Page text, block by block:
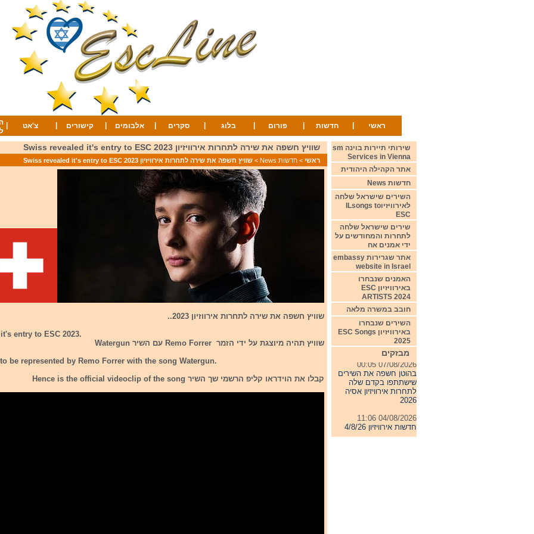
ראשי חדשות פורום בלוג סקרים אלבומים קישורים צ'אט
שוויץ חשפה את שירה לתחרות אירוויזיון 2023 Swiss revealed it's entry to ESC
ראשי > חדשות News > שוויץ חשפה את שירה לתחרות אירוויזיון 2023 Swiss revealed it's entry to ESC
שוויץ חשפה את שירה לתחרות אירווזיון 2023..
entry to ESC 2023.
שוויץ תהיה מיוצגת על ידי הזמר Remo Forrer עם השיר Watergun
be represented by Remo Forrer with the song Watergun.
קבלו את הוידראו קליפ הרשמי שך השיר Hence is the official videoclip of the song
שירותי תיירות בוינה sm
Services in Vienna
אתר הקהילה היהודית
חדשות News
השירים שישראל שלחה
לאירוויזיוILsongs to
ESC
שירים שישראל שלחה
לתחרות והמחודשים על
ידי אמנים אח
אתר שגרירות embassy
website in Israel
האמנים שנבחרו
באירוויזיון ESC
ARTISTS 2024
חובב במשרה מלאה
השירים שנבחרו
באירוויזיון ESC Songs
2025
מבזקים
07/08/2026 00:05
בהוטן חשפה את השירים
שישתתפו בקדם שלה
לתחרות אירוויזיון אסיה
2026
04/08/2026 11:06
חדשות אירוויזיון 4/8/26